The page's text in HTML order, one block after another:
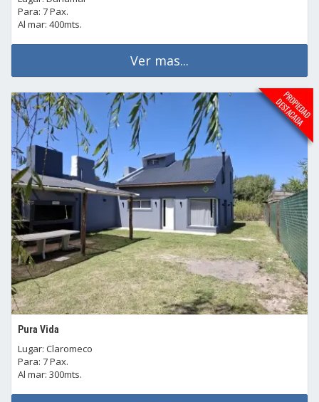
Para: 7 Pax.
Al mar: 400mts.
Ver mas...
Pura Vida
Lugar: Claromeco
Para: 7 Pax.
Al mar: 300mts.